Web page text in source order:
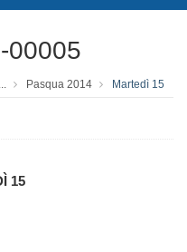
00005
... Pasqua 2014 Martedì 15
15